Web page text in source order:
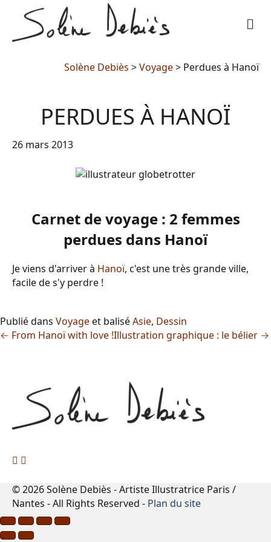
Solène Debiès >Voyage> Perdues à Hanoï
PERDUES À HANOÏ
26 mars 2013
Carnet de voyage : 2 femmes
perdues dans Hanoï
Je viens d'arriver à Hanoï, c'est une très grande ville,
facile de s'y perdre !
Publié dans Voyageet baliséAsie, Dessin
← From Hanoï with love !Illustration graphique : le bélier →
© 2026 Solène Debiès - Artiste Illustratrice Paris /
Nantes - All Rights Reserved - Plan du site